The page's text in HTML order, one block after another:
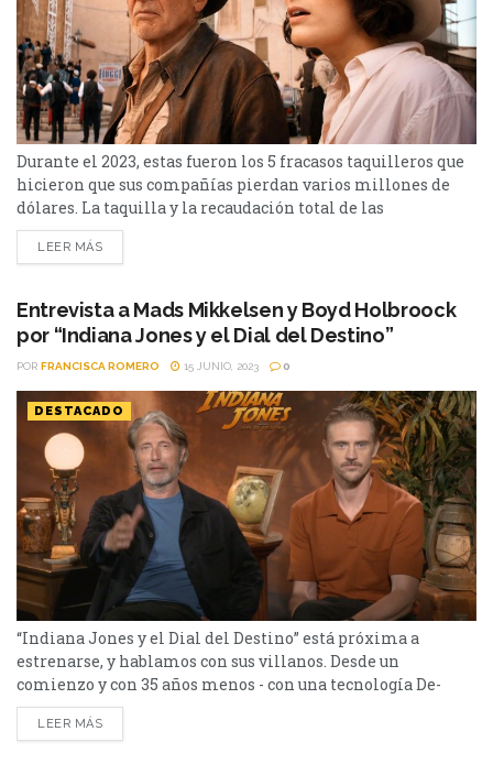
Durante el 2023, estas fueron los 5 fracasos taquilleros que
hicieron que sus compañías pierdan varios millones de
dólares. La taquilla y la recaudación total de las
producciones, marcan el rumbo en el caso de que tengan
una secuela. En esta oportunidad, te presentamos los 5
Según indicó Deadline, el...
LEER MÁS
Entrevista a Mads Mikkelsen y Boyd Holbroock
por “Indiana Jones y el Dial del Destino”
POR FRANCISCA ROMERO 15 JUNIO, 2023 0
DESTACADO
“Indiana Jones y el Dial del Destino” está próxima a
estrenarse, y hablamos con sus villanos. Desde un
comienzo y con 35 años menos - con una tecnología De-
aging espectacular- podemos ver en pantalla al Indiana
Jones (Harrison Ford) de las primeras películas. Y, que
LEER MÁS